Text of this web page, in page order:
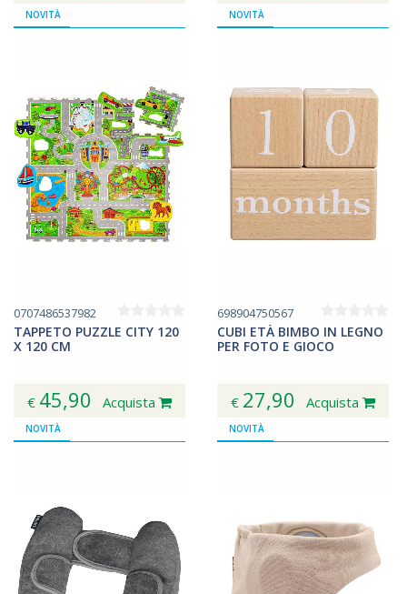
NOVITÀ
0707486537982
TAPPETO PUZZLE CITY 120
X 120 CM
€ 45,90 Acquista
NOVITÀ
698904750567
CUBI ETÀ BIMBO IN LEGNO
PER FOTO E GIOCO
€ 27,90 Acquista
NOVITÀ NOVITÀ